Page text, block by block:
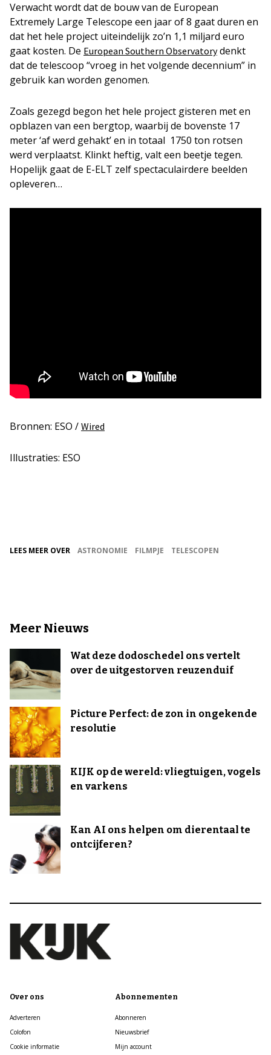
Verwacht wordt dat de bouw van de European
Extremely Large Telescope een jaar of 8 gaat duren en
dat het hele project uiteindelijk zo’n 1,1 miljard euro
gaat kosten. De European Southern Observatorydenkt
dat de telescoop “vroeg in het volgende decennium” in
gebruik kan worden genomen.
Zoals gezegd begon het hele project gisteren met en
opblazen van een bergtop, waarbij de bovenste 17
meter ‘af werd gehakt’ en in totaal 1750 ton rotsen
werd verplaatst. Klinkt heftig, valt een beetje tegen.
Hopelijk gaat de E-ELT zelf spectaculairdere beelden
opleveren…
Bronnen: ESO / Wired
Illustraties: ESO
LEES MEER OVER ASTRONOMIE FILMPJE TELESCOPEN
Meer Nieuws
Wat deze dodoschedel ons vertelt
over de uitgestorven reuzenduif
Picture Perfect: de zon in ongekende
resolutie
KIJK op de wereld: vliegtuigen, vogels
en varkens
Kan AI ons helpen om dierentaal te
ontcijferen?
Over ons
Adverteren
Colofon
Cookie informatie
Abonnementen
Abonneren
Nieuwsbrief
Mijn account